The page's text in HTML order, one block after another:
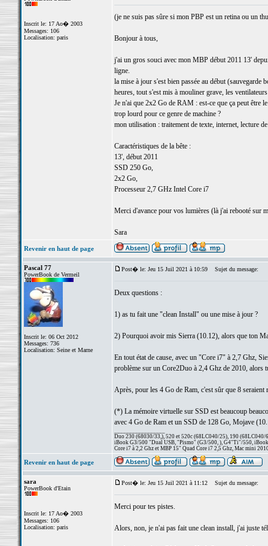
Inscrit le: 17 Ao� 2003
Messages: 106
Localisation: paris
(je ne suis pas sûre si mon PBP est un retina ou un
Bonjour à tous,
j'ai un gros souci avec mon MBP début 2011 13'
ligne.
la mise à jour s'est bien passée au début
heures, tout s'est mis à mouliner grave, les
Je n'ai que 2x2 Go de RAM : est-ce que ça peut être
trop lourd pour ce genre de machine ?
mon utilisation : traitement de texte, internet, lecture
Caractéristiques de la bête :
13', début 2011
SSD 250 Go,
2x2 Go,
Processeur 2,7 GHz Intel Core i7
Merci d'avance pour vos lumières (là j'ai rebooté sur
Sara
Revenir en haut de page
Pascal 77
PowerBook de Vermeil
Inscrit le: 06 Oct 2012
Messages: 736
Localisation: Seine et Marne
Post� le: Jeu 15 Juil 2021 à 10:59 Sujet du message:
Deux questions :
1) as tu fait une "clean Install" ou une mise à jour ?
2) Pourquoi avoir mis Sierra (10.12), alors que ton
En tout état de cause, avec un "Core i7" à 2,7 Ghz,
problème sur un Core2Duo à 2,4 Ghz de 2010, alors
Après, pour les 4 Go de Ram, c'est sûr que 8
(*) La mémoire virtuelle sur SSD est beaucoup
avec 4 Go de Ram et un SSD de 128 Go, Mojave
Duo 230 (68030/33,), 520 et 520c (68LC040/25), 190 (68LC040/
iBook G3/500 "Dual USB, "Pismo" (G3/500, ), G4"Ti"/550,
Core i7 à 2,2 Ghz et MBP 15" Quad Core i7 2,5 Ghz, Mac mini
Revenir en haut de page
sara
PowerBook d'Etain
Inscrit le: 17 Ao� 2003
Messages: 106
Localisation: paris
Post� le: Jeu 15 Juil 2021 à 11:12 Sujet du message:
Merci pour tes pistes.
Alors, non, je n'ai pas fait une clean install, j'ai juste